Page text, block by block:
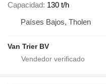
Capacidad 130 t/h
Países Bajos, Tholen
Van Trier BV